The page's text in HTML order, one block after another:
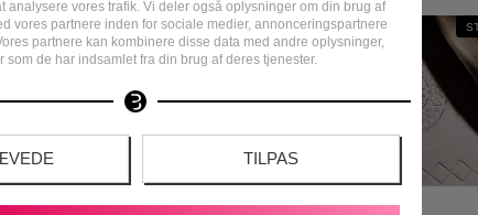
analysere vores trafik. Vi deler også oplysninger om din brug af
vores partnere inden for sociale medier, annonceringspartnere
partnere kan kombinere disse data med andre oplysninger,
som de har indsamlet fra din brug af deres tjenester.
TILPAS
-28%